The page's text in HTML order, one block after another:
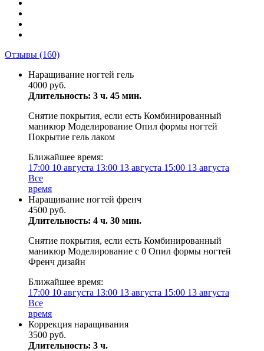
Отзывы (160)
Наращивание ногтей гель
4000 руб.
Длительность: 3 ч. 45 мин.
Снятие покрытия, если есть Комбинированный
маникюр Моделирование Опил формы ногтей
Покрытие гель лаком
Ближайшее время:
17:00 10 августа 13:00 13 августа 15:00 13 августа
Все
время
Наращивание ногтей френч
4500 руб.
Длительность: 4 ч. 30 мин.
Снятие покрытия, если есть Комбинированный
маникюр Моделирование с 0 Опил формы ногтей
Френч дизайн
Ближайшее время:
17:00 10 августа 13:00 13 августа 15:00 13 августа
Все
время
Коррекция наращивания
3500 руб.
Длительность: 3 ч.